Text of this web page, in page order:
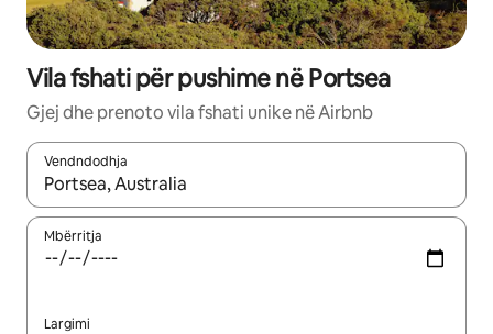
Vila fshati për pushime në Portsea
Gjej dhe prenoto vila fshati unike në Airbnb
Vendndodhja
Kur rezultatet të jenë të disponueshme, lëviz me butonat e
Mbërritja
Largimi